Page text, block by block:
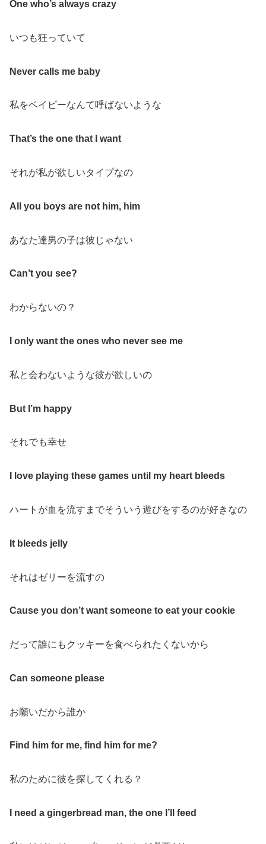
One who’s always crazy
いつも狂っていて
Never calls me baby
私をベイビーなんて呼ばないような
That’s the one that I want
それが私が欲しいタイプなの
All you boys are not him, him
あなた達男の子は彼じゃない
Can’t you see?
わからないの？
I only want the ones who never see me
私と会わないような彼が欲しいの
But I’m happy
それでも幸せ
I love playing these games until my heart bleeds
ハートが血を流すまでそういう遊びをするのが好きなの
It bleeds jelly
それはゼリーを流すの
Cause you don’t want someone to eat your cookie
だって誰にもクッキーを食べられたくないから
Can someone please
お願いだから誰か
Find him for me, find him for me?
私のために彼を探してくれる？
I need a gingerbread man, the one I’ll feed